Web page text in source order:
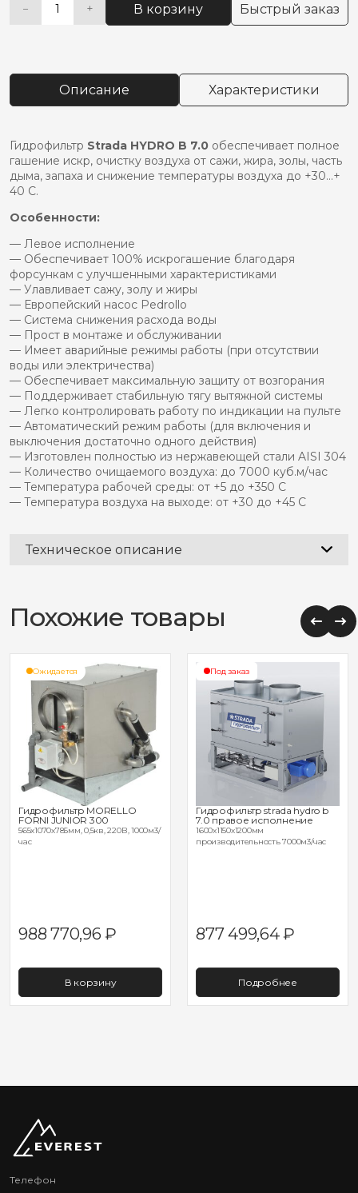
−
Количество
hydro
7.0
исполнение
+ В корзину Быстрый заказ
Alternative:
Описание Характеристики
Гидрофильтр Strada HYDRO B 7.0 обеспечивает полное
гашение искр, очистку воздуха от сажи, жира, золы, часть
дыма, запаха и снижение температуры воздуха до +30…+
40 C.
Особенности:
— Левое исполнение
— Обеспечивает 100% искрогашение благодаря
форсункам с улучшенными характеристиками
— Улавливает сажу, золу и жиры
— Европейский насос Pedrollo
— Система снижения расхода воды
— Прост в монтаже и обслуживании
— Имеет аварийные режимы работы (при отсутствии
воды или электричества)
— Обеспечивает максимальную защиту от возгорания
— Поддерживает стабильную тягу вытяжной системы
— Легко контролировать работу по индикации на пульте
— Автоматический режим работы (для включения и
выключения достаточно одного действия)
— Изготовлен полностью из нержавеющей стали AISI 304
— Количество очищаемого воздуха: до 7000 куб.м/час
— Температура рабочей среды: от +5 до +350 С
— Температура воздуха на выходе: от +30 до +45 С
Техническое описание
Похожие товары
Ожидается
Гидрофильтр MORELLO
FORNI JUNIOR 300
565x1070х785мм, 0,5кв, 220В, 1000м3/
час
988 770,96₽
В корзину
Под заказ
Гидрофильтр strada hydro b
7.0 правое исполнение
1600х1150х1200мм
производительность 7000м3/час
877 499,64₽
Подробнее
Телефон